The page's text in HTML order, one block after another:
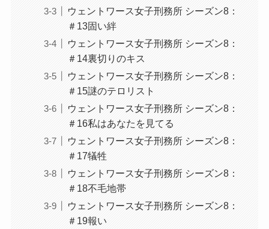
ウェントワース女子刑務所 シーズン8：
＃13固い絆
ウェントワース女子刑務所 シーズン8：
＃14裏切りのキス
ウェントワース女子刑務所 シーズン8：
＃15謎のテロリスト
ウェントワース女子刑務所 シーズン8：
＃16私はあなたを見てる
ウェントワース女子刑務所 シーズン8：
＃17犠牲
ウェントワース女子刑務所 シーズン8：
＃18不毛地帯
ウェントワース女子刑務所 シーズン8：
＃19報い